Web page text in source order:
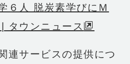
６人 脱炭素学びにＭ
タウンニュース
連サービスの提供につ